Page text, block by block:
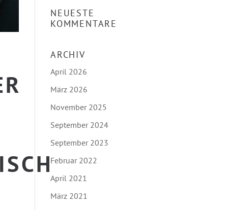
F
K
NEUESTE
KOMMENTARE
ARCHIV
April 2026
März 2026
November 2025
September 2024
September 2023
Februar 2022
April 2021
März 2021